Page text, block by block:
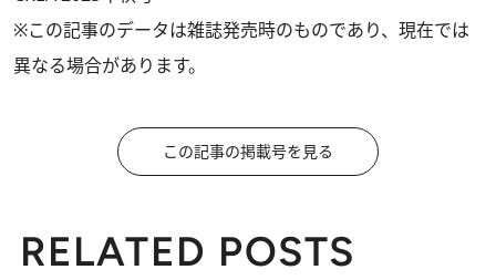
※この記事のデータは雑誌発売時のものであり、現在では
異なる場合があります。
この記事の掲載号を見る
RELATED POSTS